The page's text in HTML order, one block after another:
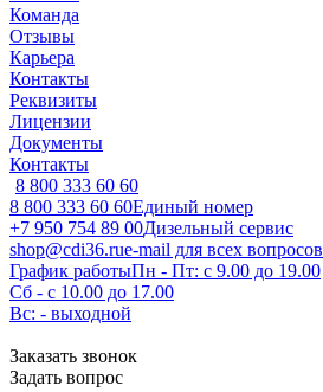
Команда
Отзывы
Карьера
Контакты
Реквизиты
Лицензии
Документы
Контакты
8 800 333 60 60
8 800 333 60 60Единый номер
+7 950 754 89 00Дизельный сервис
shop@cdi36.rue-mail для всех вопросов
График работыПн - Пт: с 9.00 до 19.00
Сб - с 10.00 до 17.00
Вс: - выходной
Заказать звонок
Задать вопрос